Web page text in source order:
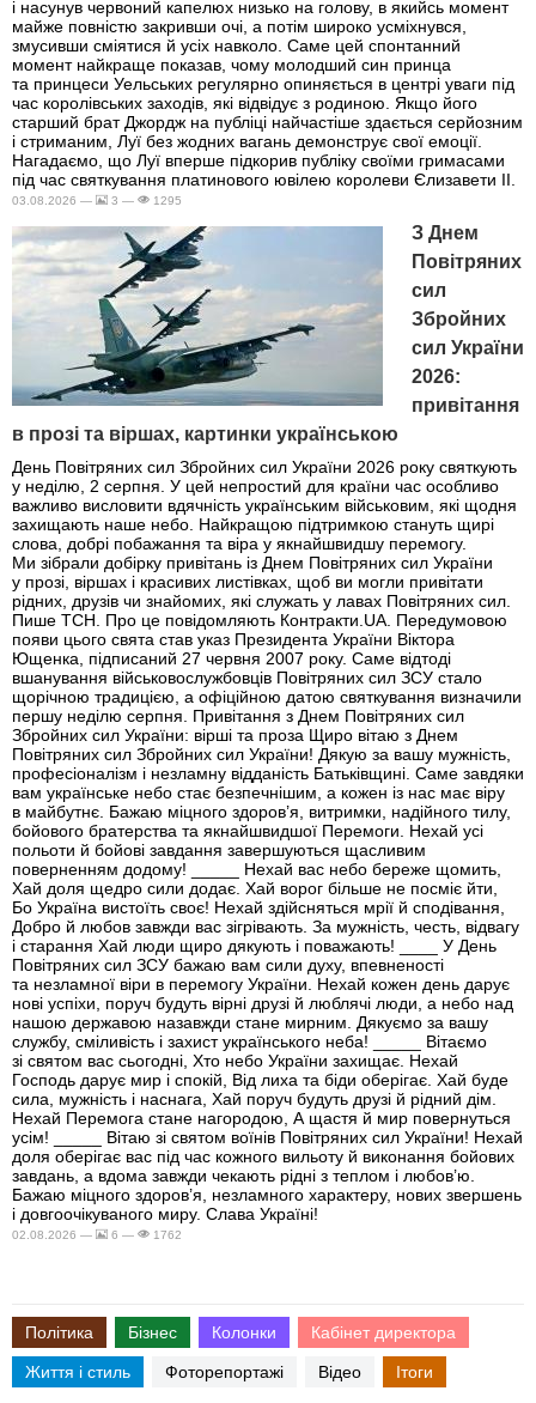
і насунув червоний капелюх низько на голову, в якийсь момент
майже повністю закривши очі, а потім широко усміхнувся,
змусивши сміятися й усіх навколо. Саме цей спонтанний
момент найкраще показав, чому молодший син принца
та принцеси Уельських регулярно опиняється в центрі уваги під
час королівських заходів, які відвідує з родиною. Якщо його
старший брат Джордж на публіці найчастіше здається серйозним
і стриманим, Луї без жодних вагань демонструє свої емоції.
Нагадаємо, що Луї вперше підкорив публіку своїми гримасами
під час святкування платинового ювілею королеви Єлизавети II.
03.08.2026 — 3 — 1295
З Днем
Повітряних
сил
Збройних
сил України
2026:
привітання
в прозі та віршах, картинки українською
День Повітряних сил Збройних сил України 2026 року святкують
у неділю, 2 серпня. У цей непростий для країни час особливо
важливо висловити вдячність українським військовим, які щодня
захищають наше небо. Найкращою підтримкою стануть щирі
слова, добрі побажання та віра у якнайшвидшу перемогу.
Ми зібрали добірку привітань із Днем Повітряних сил України
у прозі, віршах і красивих листівках, щоб ви могли привітати
рідних, друзів чи знайомих, які служать у лавах Повітряних сил.
Пише ТСН. Про це повідомляють Контракти.UA. Передумовою
появи цього свята став указ Президента України Віктора
Ющенка, підписаний 27 червня 2007 року. Саме відтоді
вшанування військовослужбовців Повітряних сил ЗСУ стало
щорічною традицією, а офіційною датою святкування визначили
першу неділю серпня. Привітання з Днем Повітряних сил
Збройних сил України: вірші та проза Щиро вітаю з Днем
Повітряних сил Збройних сил України! Дякую за вашу мужність,
професіоналізм і незламну відданість Батьківщині. Саме завдяки
вам українське небо стає безпечнішим, а кожен із нас має віру
в майбутнє. Бажаю міцного здоров’я, витримки, надійного тилу,
бойового братерства та якнайшвидшої Перемоги. Нехай усі
польоти й бойові завдання завершуються щасливим
поверненням додому! _____ Нехай вас небо береже щомить,
Хай доля щедро сили додає. Хай ворог більше не посміє йти,
Бо Україна вистоїть своє! Нехай здійсняться мрії й сподівання,
Добро й любов завжди вас зігрівають. За мужність, честь, відвагу
і старання Хай люди щиро дякують і поважають! ____ У День
Повітряних сил ЗСУ бажаю вам сили духу, впевненості
та незламної віри в перемогу України. Нехай кожен день дарує
нові успіхи, поруч будуть вірні друзі й люблячі люди, а небо над
нашою державою назавжди стане мирним. Дякуємо за вашу
службу, сміливість і захист українського неба! _____ Вітаємо
зі святом вас сьогодні, Хто небо України захищає. Нехай
Господь дарує мир і спокій, Від лиха та біди оберігає. Хай буде
сила, мужність і наснага, Хай поруч будуть друзі й рідний дім.
Нехай Перемога стане нагородою, А щастя й мир повернуться
усім! _____ Вітаю зі святом воїнів Повітряних сил України! Нехай
доля оберігає вас під час кожного вильоту й виконання бойових
завдань, а вдома завжди чекають рідні з теплом і любов’ю.
Бажаю міцного здоров’я, незламного характеру, нових звершень
і довгоочікуваного миру. Слава Україні!
02.08.2026 — 6 — 1762
Політика Бізнес Колонки Кабінет директора
Життя і стиль Фоторепортажі Відео Ітоги